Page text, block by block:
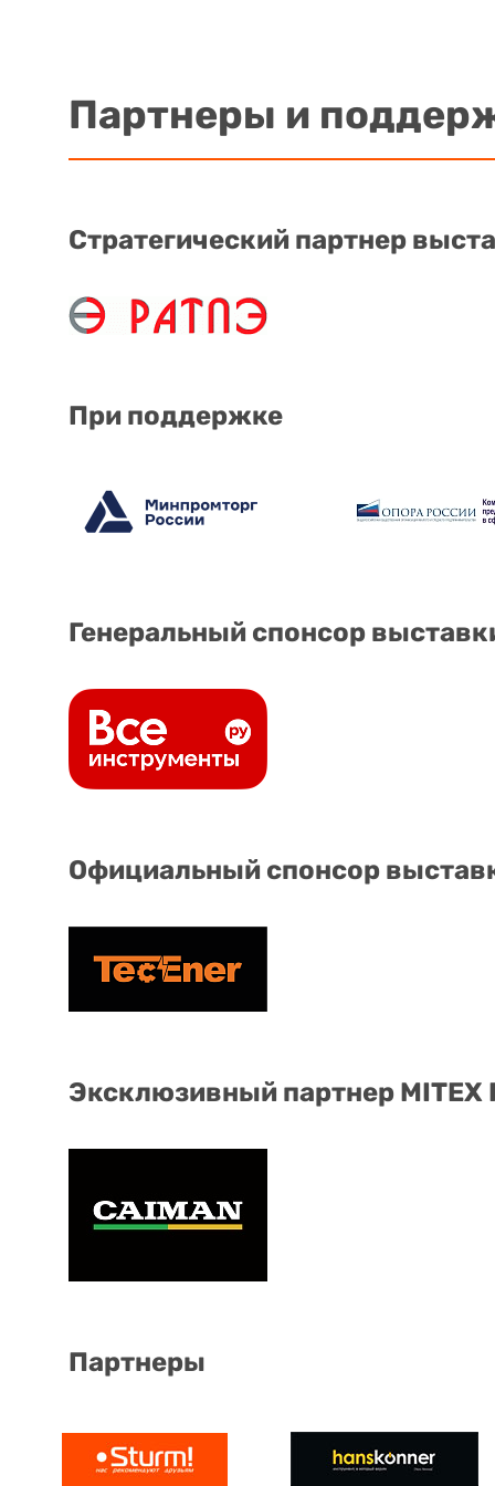
Партнеры и
Стратегический партнер
При поддержке
Генеральный спонсор
Официальный спонсор
Эксклюзивный партнер
Партнеры